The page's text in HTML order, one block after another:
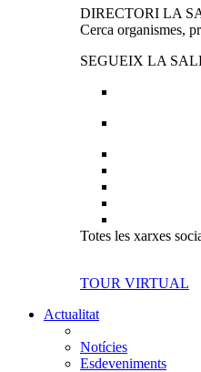
DIRECTORI LA
Cerca organismes,
SEGUEIX LA
Totes les xarxes
TOUR VIRTUAL
Actualitat
Notícies
Esdeveniments